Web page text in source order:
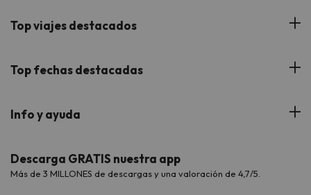
Buscounchollo en los medios
Proveedores
Viajes para grupos
Hoteles Andalucía
Hoteles Cataluña
Hoteles Galicia
Top viajes destacados
Viajes con Niños
Viajes de Novios
Chollos con Todo Incluido
Top fechas destacadas
Verano
Vacaciones en Agosto
Info y ayuda
Contáctanos
Preguntas frecuentes
Descarga GRATIS nuestra app
Más de 3 MILLONES de descargas y una valoración de 4,7/5.